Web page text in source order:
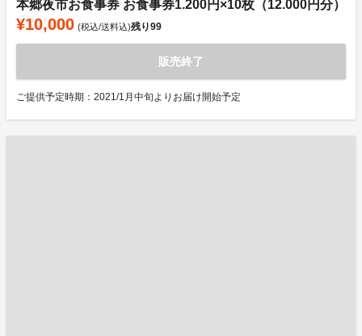
本郷夜市お食事券 お食事券1.200円×10枚（12.000円分）
¥10,000 (税込/送料込)残り99
販売終了
ご提供予定時期：2021/1月中旬よりお届け開始予定